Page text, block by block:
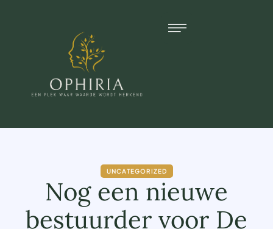
UNCATEGORIZED
Nog een nieuwe
bestuurder voor De